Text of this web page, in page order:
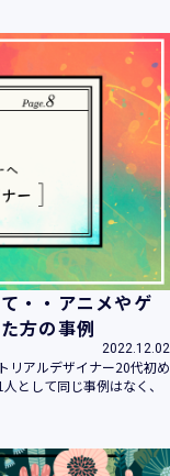
・・アニメやゲ
方の事例
2022.12.02
リアルデザイナー20代初め
として同じ事例はなく、